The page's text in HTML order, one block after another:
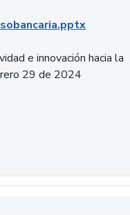
e innovación hacia la
29 de 2024